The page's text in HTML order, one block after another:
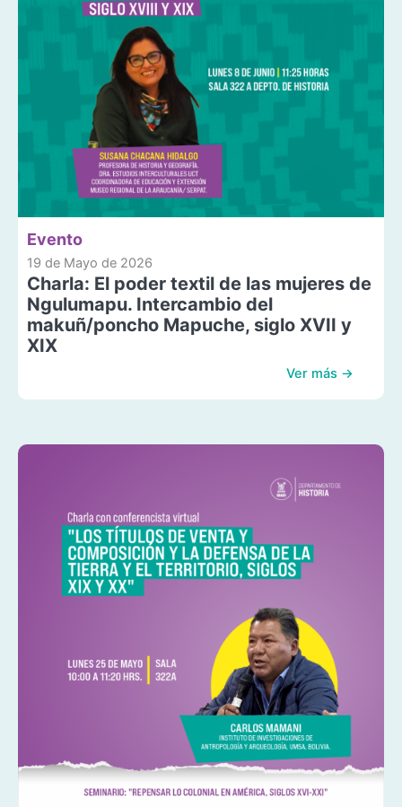
Evento
19 de Mayo de 2026
Charla: El poder textil de las mujeres de
Ngulumapu. Intercambio del
makuñ/poncho Mapuche, siglo XVII y
XIX
Ver más →